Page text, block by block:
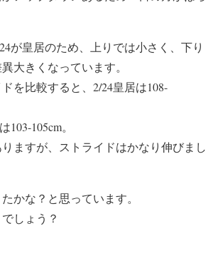
が皇居のため、上りでは小さく、下り
大きくなっています。
を比較すると、2/24皇居は108-
105cm。
ますが、ストライドはかなり伸びまし
かな？と思っています。
しょう？